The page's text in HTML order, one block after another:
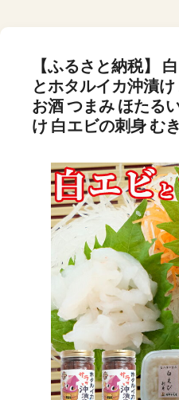
【ふるさと納税】
とホタルイカ沖漬
お酒 つまみ ほたる
け 白エビの刺身 む